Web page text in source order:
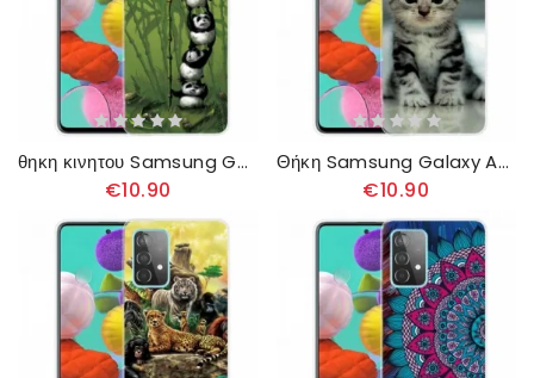
θηκη κινητου Samsung Galaxy A32 4G Μάτσο Πάντα
€10.90
Θήκη Samsung Galaxy A32 4G Γατάκι Γατάκι
€10.90